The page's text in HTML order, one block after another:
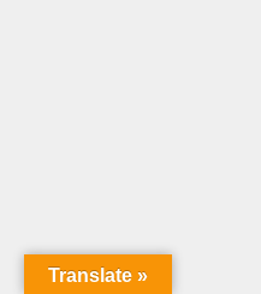
Translate »